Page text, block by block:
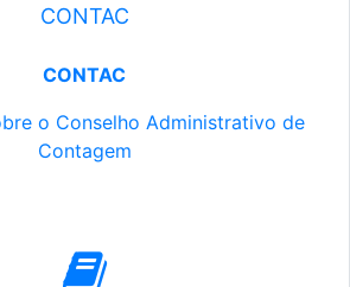
CONTAC
CONTAC
o Conselho Administrativo de
Contagem